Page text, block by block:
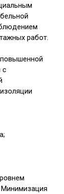
работ.
с